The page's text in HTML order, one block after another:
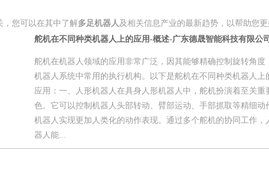
，您可以在其中了解多足机器人 及相关信息产业的最新趋势，以帮助您
舵机在不同种类机器人上的应用-概述-广东德晟智能科技有限公司
舵机在机器人领域的应用非常广泛，因其能够精确控制旋转角度
机器人系统中常用的执行机构。以下是舵机在不同种类机器人上
应用：一、人形机器人在具身人形机器人中，舵机扮演着至关重
色。它可以控制机器人头部转动、臂部运动、手部抓取等精细动
机器人实现更加人类化的动作表现。通过多个舵机的协同工作，
器人能...